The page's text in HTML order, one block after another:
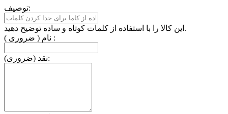
توصیف:
این کالا را با استفاده از کلمات کوتاه و ساده توضیح دهید.
نام ( ضروری ) :
نقد (ضروری):